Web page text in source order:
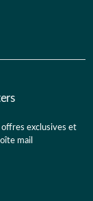
offres exclusives et
mail